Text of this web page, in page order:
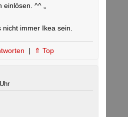
^^ „
immer Ikea sein.
| ⇑ Top